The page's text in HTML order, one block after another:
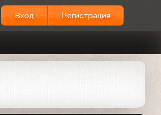
Вход Регистрация
Анонс фильма "Банды Нью-Йорка"
(Россия, 02.01.2004)
Анонсы (Россия, 07.04.2004) "Честный
детектив: Нулевой выигрыш";